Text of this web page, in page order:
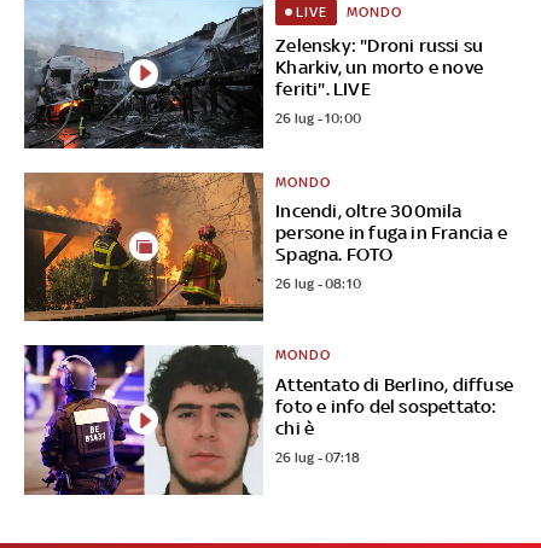
Zelensky: "Droni russi su
Kharkiv, un morto e nove
feriti". LIVE
LIVE MONDO
26 lug - 10:00
Incendi, oltre 300mila
persone in fuga in Francia e
Spagna. FOTO
MONDO
26 lug - 08:10
Attentato di Berlino, diffuse
foto e info del sospettato:
chi è
MONDO
26 lug - 07:18